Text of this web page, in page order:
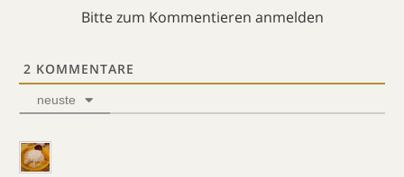
Bitte zum Kommentieren anmelden
2 KOMMENTARE
neuste